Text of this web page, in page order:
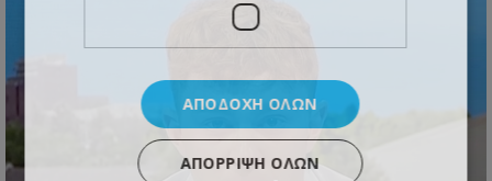
ΑΠΟΔΟΧΉ ΌΛΩΝ
ΑΠΌΡΡΙΨΗ ΌΛΩΝ